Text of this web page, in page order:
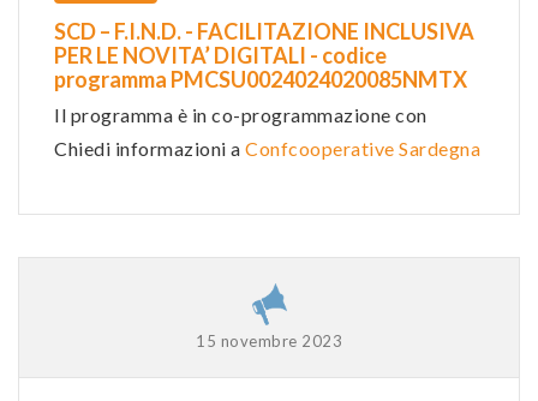
SCD – F.I.N.D. - FACILITAZIONE INCLUSIVA
PER LE NOVITA’ DIGITALI - codice
programma PMCSU0024024020085NMTX
Il programma è in co-programmazione con
Chiedi informazioni a Confcooperative Sardegna
15 novembre 2023